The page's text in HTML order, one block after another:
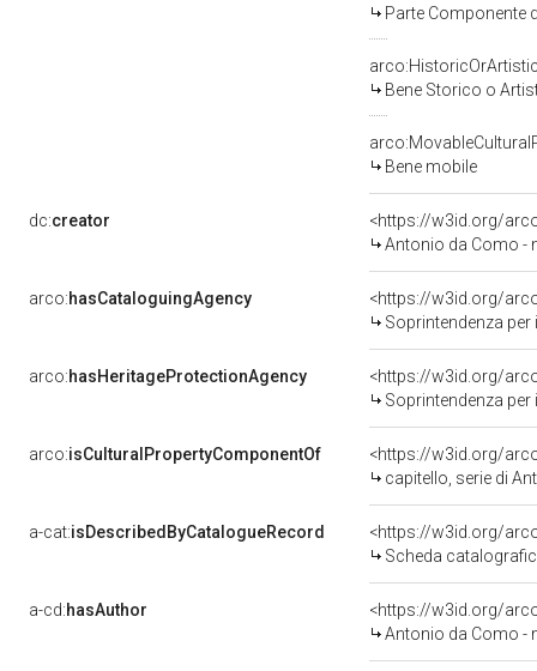
Parte Componente
Bene Storico o
Bene mobile
dc:creator
<https://w3id.org/
Antonio da Como -
arco:hasCataloguingAgency
<https://w3id.org/
Soprintendenza
arco:hasHeritageProtectionAgency
<https://w3id.org/
Soprintendenza per i
arco:isCulturalPropertyComponentOf
<https://w3id.org/
capitello, serie di
a-cat:isDescribedByCatalogueRecord
<https://w3id.org/
Scheda
a-cd:hasAuthor
<https://w3id.org/
Antonio da Como -